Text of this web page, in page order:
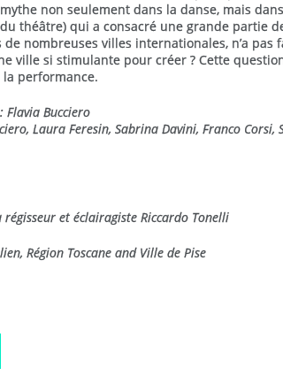
non seulement dans la danse, mais
théâtre) qui a consacré une grande partie
nombreuses villes internationales, n’a pas
ville si stimulante pour créer ? Cette
la performance.
Flavia Bucciero
Laura Feresin, Sabrina Davini, Franco Corsi,
régisseur et éclairagiste Riccardo Tonelli
Région Toscane and Ville de Pise